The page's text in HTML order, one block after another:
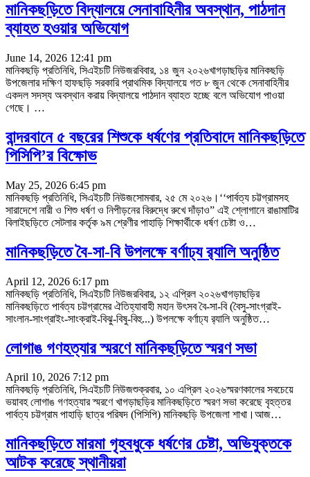
মানিকছড়িতে বিদ্যালয়ে সেনাবাহিনীর অবস্থান, পাঠদান
ব্যাহত হওয়ার অভিযোগ
June 14, 2026 12:41 pm
মানিকছড়ি প্রতিনিধি, সিএইচটি নিউজরবিবার, ১৪ জুন ২০২৬খাগড়াছড়ির মানিকছড়ি
উপজেলার দক্ষিণ হাফছড়ি সরকারি প্রাথমিক বিদ্যালয়ে গত ৮ জুন থেকে সেনাবাহিনীর
একদল সদস্য অবস্থান করায় বিদ্যালয়ে পাঠদান ব্যাহত হচ্ছে বলে অভিযোগ পাওয়া
গেছে। …
বান্দরবানে ৫ বছরের শিশুকে ধর্ষণের প্রতিবাদে মানিকছড়িতে
পিসিপি’র বিক্ষোভ
May 25, 2026 6:45 pm
মানিকছড়ি প্রতিনিধি, সিএইচটি নিউজসোমবার, ২৫ মে ২০২৬।‘‘পার্বত্য চট্টগ্রামসহ
সারাদেশে নারী ও শিশু ধর্ষণ ও নিপীড়নের বিরুদ্ধে রুখে দাঁড়াও” এই শ্লোগানে রাঙামাটির
বিলাইছড়িতে সেটলার কর্তৃক ৯ম শ্রেণীর পাহাড়ি শিক্ষার্থীকে ধর্ষণ চেষ্টা ও…
মানিকছড়িতে বৈ-সা-বি উপলক্ষে বর্ণাঢ্য র‌্যালি অনুষ্ঠিত
April 12, 2026 6:17 pm
মানিকছড়ি প্রতিনিধি, সিএইচটি নিউজরবিবার, ১২ এপ্রিল ২০২৬খাগড়াছড়ির
মানিকছড়িতে পার্বত্য চট্টগ্রামের ঐতিহ্যাবাহী মহান উৎসব বৈ-সা-বি (বৈসু-সাংগ্রাই-
সাংলান-সাংগ্রাইং-সাংক্রাই-বিঝু-বিষু-বিহু...) উপলক্ষে বর্ণাঢ্য র‌্যালি অনুষ্ঠিত…
লোগাঙ গণহত্যার স্মরণে মানিকছড়িতে স্মরণ সভা
April 10, 2026 7:12 pm
মানিকছড়ি প্রতিনিধি, সিএইচটি নিউজশুক্রবার, ১০ এপ্রিল ২০২৬স্মরণকালের সবচেয়ে
ভয়াবহ লোগাঙ গণহত্যার স্মরণে খাগড়াছড়ির মানিকছড়িতে স্মরণ সভা করেছে বৃহত্তর
পার্বত্য চট্টগ্রাম পাহাড়ি ছাত্র পরিষদ (পিসিপি) মানিকছড়ি উপজেলা শাখা।আজ…
মানিকছড়িতে মারমা গৃহবধুকে ধর্ষণের চেষ্টা, অভিযুক্তকে
আটক করেছে স্থানীয়রা